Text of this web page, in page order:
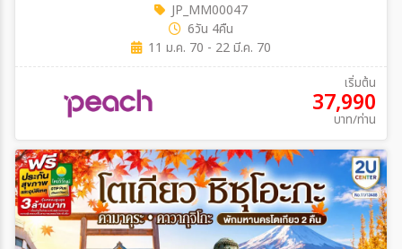
JP_MM00047
6วัน 4คืน
11 ม.ค. 70 - 22 มี.ค. 70
เริ่มต้น
37,990
บาท/ท่าน